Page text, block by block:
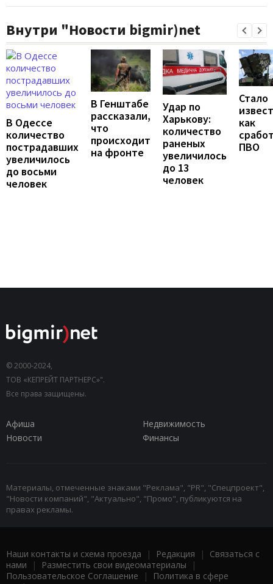
Внутри "Новости bigmir)net
В Одессе
количество
пострадавших
увеличилось
до восьми
человек
В Генштабе
рассказали,
что
происходит
на фронте
Удар по
Харькову:
количество
раненых
увеличилось
до 13
человек
Стало
как
ПВО
© 2000-2024,
ТОВ «КЕПРЕЙТ ПАРТНЕРС»".
Все права защищены.
Афиша
Недвижимость
Новости
Финансы
Материалы, отмеченные знаками "Реклама", "PR", "Спецпроект",
"Новости компаний", "Актуально", "Промо", публикуются на
правах рекламы.
Наши контакты и схема проезда | Редакция | Связаться с
нами | Разместить свои видеоматериалы |
Пользовательское Соглашение |
Политика в сфере